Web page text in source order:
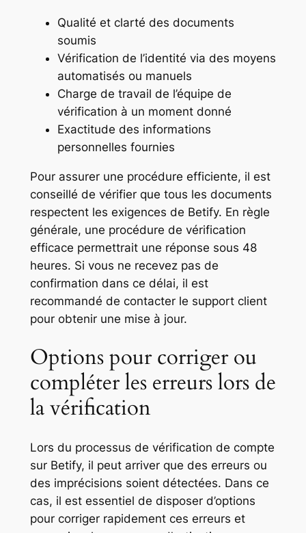
Qualité et clarté des documents
soumis
Vérification de l’identité via des moyens
automatisés ou manuels
Charge de travail de l’équipe de
vérification à un moment donné
Exactitude des informations
personnelles fournies
Pour assurer une procédure efficiente, il est
conseillé de vérifier que tous les documents
respectent les exigences de Betify. En règle
générale, une procédure de vérification
efficace permettrait une réponse sous 48
heures. Si vous ne recevez pas de
confirmation dans ce délai, il est
recommandé de contacter le support client
pour obtenir une mise à jour.
Options pour corriger ou
compléter les erreurs lors de
la vérification
Lors du processus de vérification de compte
sur Betify, il peut arriver que des erreurs ou
des imprécisions soient détectées. Dans ce
cas, il est essentiel de disposer d’options
pour corriger rapidement ces erreurs et